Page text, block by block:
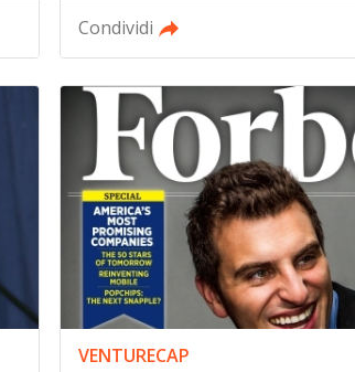
Condividi
VENTURECAP